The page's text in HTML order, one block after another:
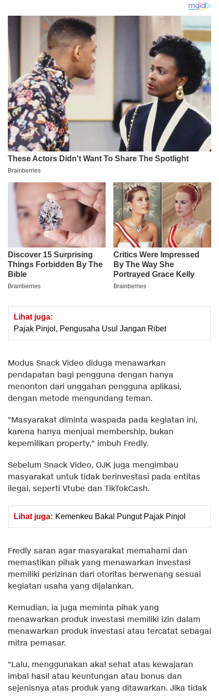
Lihat juga:
Pajak Pinjol, Pengusaha Usul Jangan Ribet
Modus Snack Video diduga menawarkan
pendapatan bagi pengguna dengan hanya
menonton dari unggahan pengguna aplikasi,
dengan metode mengundang teman.
"Masyarakat diminta waspada pada kegiatan ini,
karena hanya menjual membership, bukan
kepemilikan property," imbuh Fredly.
Sebelum Snack Video, OJK juga mengimbau
masyarakat untuk tidak berinvestasi pada entitas
ilegal, seperti Vtube dan TikTokCash.
Lihat juga: Kemenkeu Bakal Pungut Pajak Pinjol
Fredly saran agar masyarakat memahami dan
memastikan pihak yang menawarkan investasi
memiliki perizinan dari otoritas berwenang sesuai
kegiatan usaha yang dijalankan.
Kemudian, ia juga meminta pihak yang
menawarkan produk investasi memiliki izin dalam
menawarkan produk investasi atau tercatat sebagai
mitra pemasar.
"Lalu, menggunakan akal sehat atas kewajaran
imbal hasil atau keuntungan atau bonus dan
sejenisnya atas produk yang ditawarkan. Jika tidak